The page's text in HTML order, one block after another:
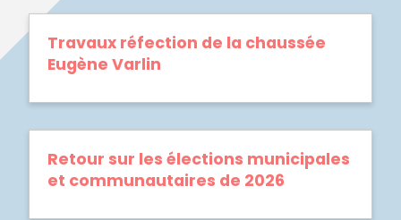
Travaux réfection de la chaussée
Eugène Varlin
Retour sur les élections municipales
et communautaires de 2026